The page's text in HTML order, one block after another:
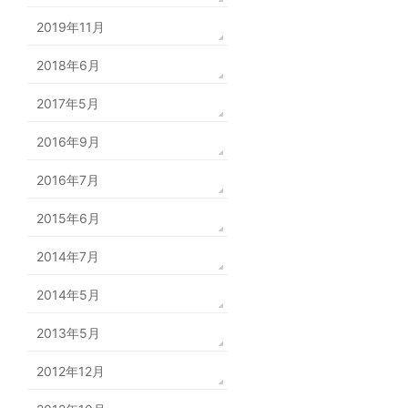
2019年11月
2018年6月
2017年5月
2016年9月
2016年7月
2015年6月
2014年7月
2014年5月
2013年5月
2012年12月